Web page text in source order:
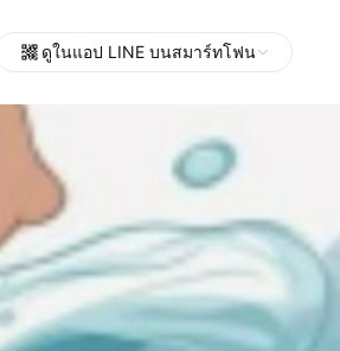
ดูในแอป LINE บนสมาร์ทโฟน